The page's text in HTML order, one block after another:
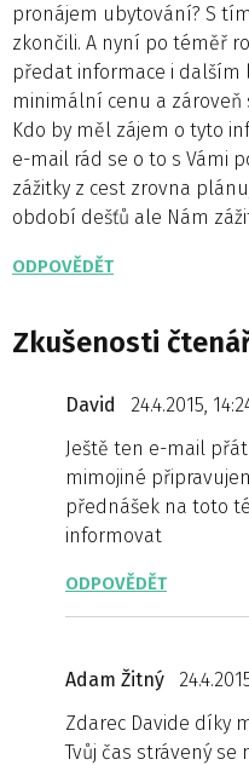
pronájem ubytování? S
zkončili. A nyní po téměř
předat informace i dalším
minimální cenu a
Kdo by měl zájem o tyto
e-mail rád se o to s Vámi
zážitky z cest zrovna
období dešťů ale Nám
ODPOVĚDĚT
Zkušenosti
David
24.4.2015,
Ještě ten e-mail
mimojiné
přednášek na toto
informovat
ODPOVĚDĚT
Adam Žitný
Zdarec Davide díky
Tvůj čas strávený